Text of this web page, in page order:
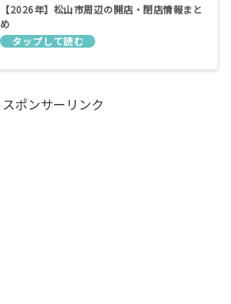
【2026年】松山市周辺の開店・閉店情報まと
め
スポンサーリンク